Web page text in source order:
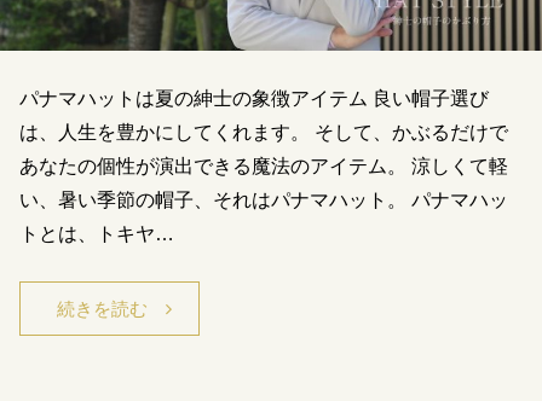
パナマハットは夏の紳士の象徴アイテム 良い帽子選び
は、人生を豊かにしてくれます。 そして、かぶるだけで
あなたの個性が演出できる魔法のアイテム。 涼しくて軽
い、暑い季節の帽子、それはパナマハット。 パナマハッ
トとは、トキヤ…
続きを読む